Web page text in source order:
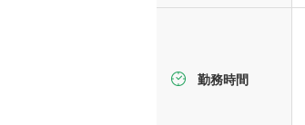
勤務時間